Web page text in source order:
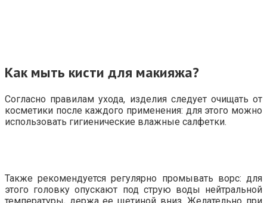
Как мыть кисти для макияжа?
Согласно правилам ухода, изделия следует очищать от
косметики после каждого применения: для этого можно
использовать гигиенические влажные салфетки.
Также рекомендуется регулярно промывать ворс: для
этого головку опускают под струю воды нейтральной